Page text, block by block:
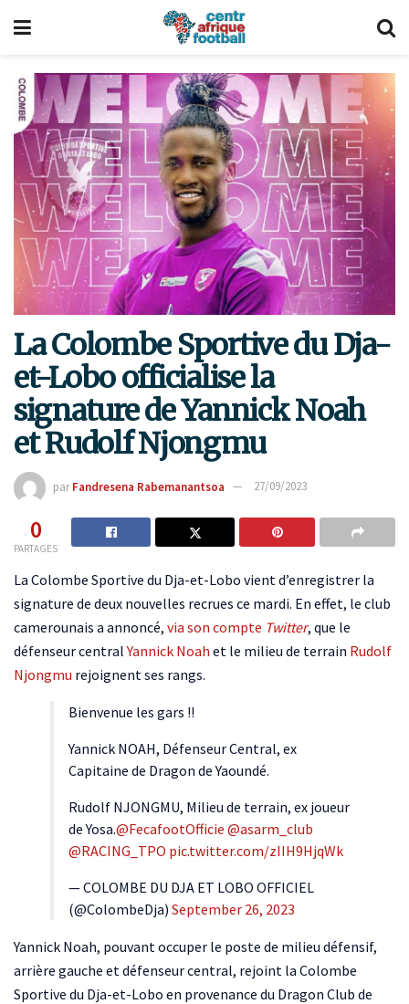
La Colombe Sportive du Dja-
et-Lobo officialise la
signature de Yannick Noah
et Rudolf Njongmu
par Fandresena Rabemanantsoa 27/09/2023
0
PARTAGES
La Colombe Sportive du Dja-et-Lobo vient d’enregistrer la
signature de deux nouvelles recrues ce mardi. En effet, le club
camerounais a annoncé, via son compte Twitter, que le
défenseur centralYannick Noah et le milieu de terrain Rudolf
Njongmu rejoignent ses rangs.
Bienvenue les gars !!
Yannick NOAH, Défenseur Central, ex
Capitaine de Dragon de Yaoundé.
Rudolf NJONGMU, Milieu de terrain, ex joueur
de Yosa.@FecafootOfficie @asarm_club
@RACING_TPO pic.twitter.com/zIIH9HjqWk
— COLOMBE DU DJA ET LOBO OFFICIEL
(@ColombeDja) September 26, 2023
Yannick Noah, pouvant occuper le poste de milieu défensif,
arrière gauche et défenseur central, rejoint la Colombe
Sportive du Dja-et-Lobo en provenance du Dragon Club de